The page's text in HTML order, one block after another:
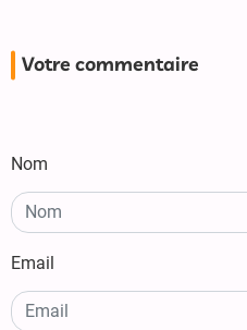
Votre commentaire
Nom
Email